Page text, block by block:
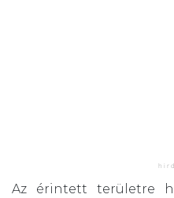
Az érintett területre